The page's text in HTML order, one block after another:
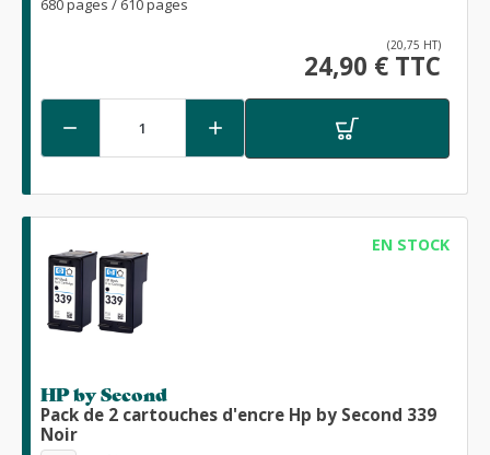
(20,75 HT)
24,90 € TTC
 
EN STOCK
HP by Second
Pack de 2 cartouches d'encre Hp by Second 339
Noir